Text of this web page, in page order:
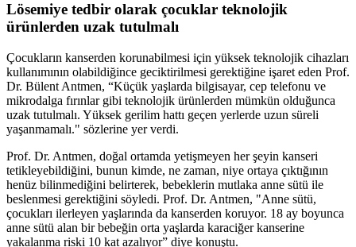
Lösemiye tedbir olarak çocuklar teknolojik
ürünlerden uzak tutulmalı
Çocukların kanserden korunabilmesi için yüksek teknolojik cihazları
kullanımının olabildiğince geciktirilmesi gerektiğine işaret eden Prof.
Dr. Bülent Antmen, “Küçük yaşlarda bilgisayar, cep telefonu ve
mikrodalga fırınlar gibi teknolojik ürünlerden mümkün olduğunca
uzak tutulmalı. Yüksek gerilim hattı geçen yerlerde uzun süreli
yaşanmamalı." sözlerine yer verdi.
Prof. Dr. Antmen, doğal ortamda yetişmeyen her şeyin kanseri
tetikleyebildiğini, bunun kimde, ne zaman, niye ortaya çıktığının
henüz bilinmediğini belirterek, bebeklerin mutlaka anne sütü ile
beslenmesi gerektiğini söyledi. Prof. Dr. Antmen, "Anne sütü,
çocukları ilerleyen yaşlarında da kanserden koruyor. 18 ay boyunca
anne sütü alan bir bebeğin orta yaşlarda karaciğer kanserine
yakalanma riski 10 kat azalıyor” diye konuştu.